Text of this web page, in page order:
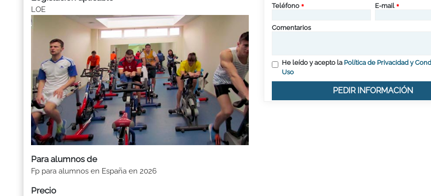
LOE
Para alumnos de
Fp para alumnos en España en 2026
Precio
Teléfono E-mail
Comentarios
He leído y acepto la Política de Privacidad y
Uso
PEDIR INFORMACIÓN